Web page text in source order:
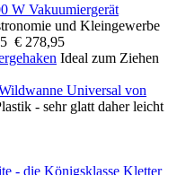
Vakuumiergerät
und Kleingewerbe
€ 278,95
Ideal zum Ziehen
Universal von
- sehr glatt daher leicht
- die Königsklasse Kletter